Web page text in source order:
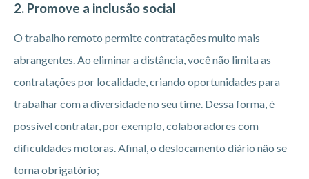
2. Promove a inclusão social
O trabalho remoto permite contratações muito mais
abrangentes. Ao eliminar a distância, você não limita as
contratações por localidade, criando oportunidades para
trabalhar com a diversidade no seu time. Dessa forma, é
possível contratar, por exemplo, colaboradores com
dificuldades motoras. Afinal, o deslocamento diário não se
torna obrigatório;